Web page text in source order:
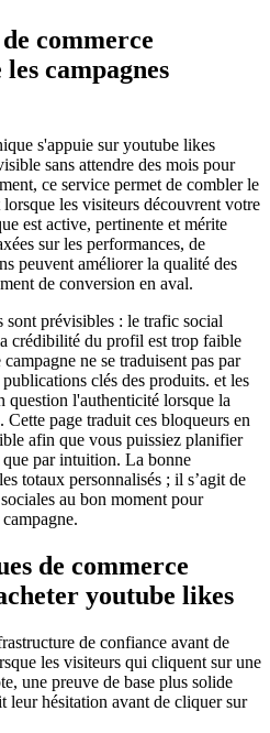
commerce
campagnes
s'appuie sur youtube likes
sans attendre des mois pour
ce service permet de combler le
les visiteurs découvrent votre
est active, pertinente et mérite
sur les performances, de
peuvent améliorer la qualité des
de conversion en aval.
sont prévisibles : le trafic social
crédibilité du profil est trop faible
ne se traduisent pas par
clés des produits. et les
question l'authenticité lorsque la
page traduit ces bloqueurs en
afin que vous puissiez planifier
par intuition. La bonne
totaux personnalisés ; il s’agit de
au bon moment pour
de commerce
youtube likes
de confiance avant de
les visiteurs qui cliquent sur une
une preuve de base plus solide
leur hésitation avant de cliquer sur